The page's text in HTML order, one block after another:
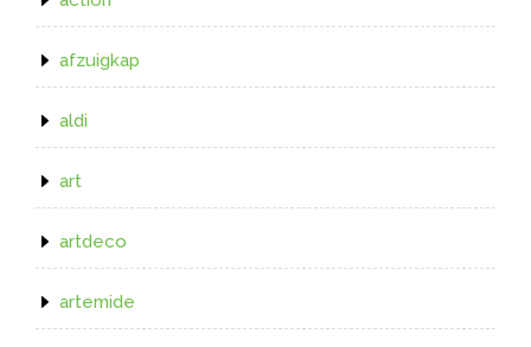
afzuigkap
aldi
art
artdeco
artemide